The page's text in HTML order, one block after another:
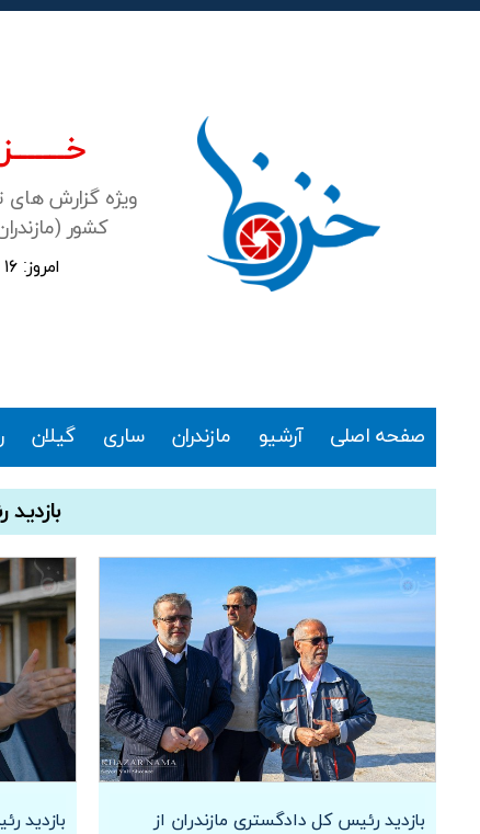
ویژه گزارش
کشور
امروز: ۱۶ مرداد ۱۴۰۵
صفحه اصلی آرشیو مازندران ساری گیلان
بازدید رئیس کل دادگستری مازندران از
بازدید